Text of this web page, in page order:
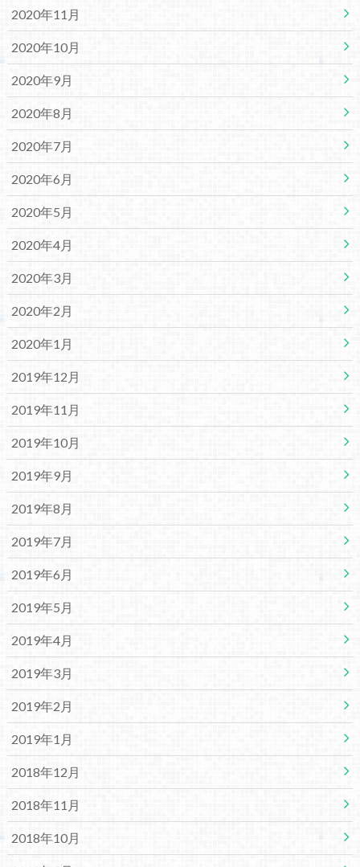
2020年11月
2020年10月
2020年9月
2020年8月
2020年7月
2020年6月
2020年5月
2020年4月
2020年3月
2020年2月
2020年1月
2019年12月
2019年11月
2019年10月
2019年9月
2019年8月
2019年7月
2019年6月
2019年5月
2019年4月
2019年3月
2019年2月
2019年1月
2018年12月
2018年11月
2018年10月